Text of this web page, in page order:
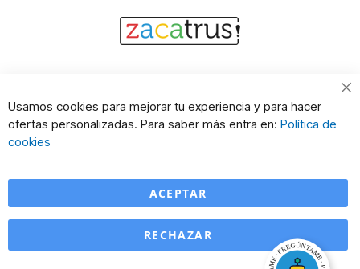
Usamos cookies para mejorar tu experiencia y para hacer
ofertas personalizadas. Para saber más entra en: Política de
cookies
ACEPTAR
RECHAZAR